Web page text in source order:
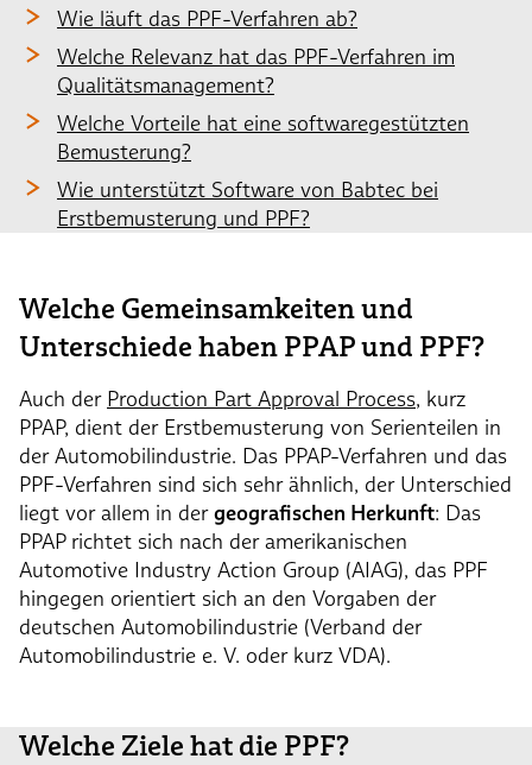
Wie läuft das PPF-Verfahren ab?
Welche Relevanz hat das PPF-Verfahren im
Qualitätsmanagement?
Welche Vorteile hat eine softwaregestützten
Bemusterung?
Wie unterstützt Software von Babtec bei
Erstbemusterung und PPF?
Welche Gemeinsamkeiten und
Unterschiede haben PPAP und PPF?
Auch der Production Part Approval Process, kurz
PPAP, dient der Erstbemusterung von Serienteilen in
der Automobilindustrie. Das PPAP-Verfahren und das
PPF-Verfahren sind sich sehr ähnlich, der Unterschied
liegt vor allem in dergeografischen Herkunft: Das
PPAP richtet sich nach der amerikanischen
Automotive Industry Action Group (AIAG), das PPF
hingegen orientiert sich an den Vorgaben der
deutschen Automobilindustrie (Verband der
Automobilindustrie e. V. oder kurz VDA).
Welche Ziele hat die PPF?